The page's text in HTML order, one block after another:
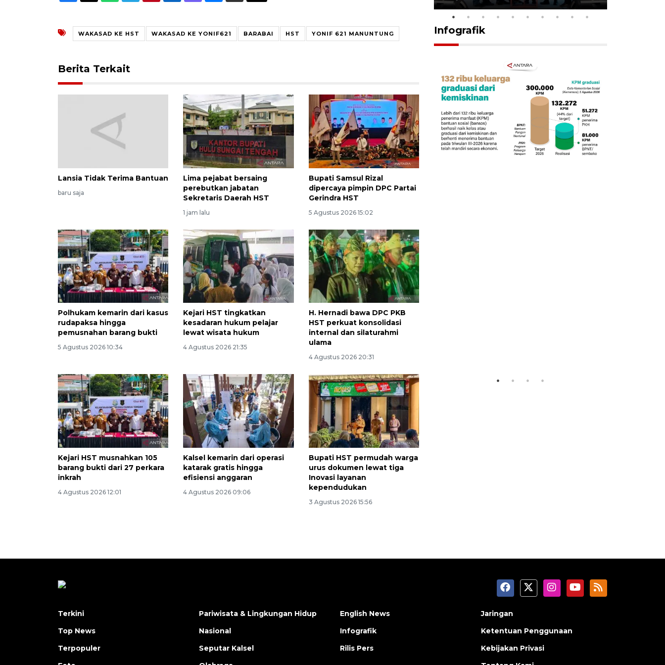
WAKASAD KE HST WAKASAD KE YONIF621 BARABAI HST YONIF 621 MANUNTUNG
Berita Terkait
Lansia Tidak Terima Bantuan
baru saja
Lima pejabat bersaing
perebutkan jabatan
Sekretaris Daerah HST
1 jam lalu
Bupati Samsul Rizal
dipercaya pimpin DPC Partai
Gerindra HST
5 Agustus 2026 15:02
Polhukam kemarin dari kasus
rudapaksa hingga
pemusnahan barang bukti
5 Agustus 2026 10:34
Kejari HST tingkatkan
kesadaran hukum pelajar
lewat wisata hukum
4 Agustus 2026 21:35
H. Hernadi bawa DPC PKB
HST perkuat konsolidasi
internal dan silaturahmi
ulama
4 Agustus 2026 20:31
Kejari HST musnahkan 105
barang bukti dari 27 perkara
inkrah
4 Agustus 2026 12:01
Kalsel kemarin dari operasi
katarak gratis hingga
efisiensi anggaran
4 Agustus 2026 09:06
Bupati HST permudah warga
urus dokumen lewat tiga
Inovasi layanan
kependudukan
3 Agustus 2026 15:56
Infografik
Vaksin HPV untuk siswa laki-
2026-08-06 06:30:00
Terkini
Top News
Terpopuler
Pariwisata & Lingkungan Hidup
Nasional
Seputar Kalsel
English News
Infografik
Rilis Pers
Jaringan
Ketentuan Penggunaan
Kebijakan Privasi